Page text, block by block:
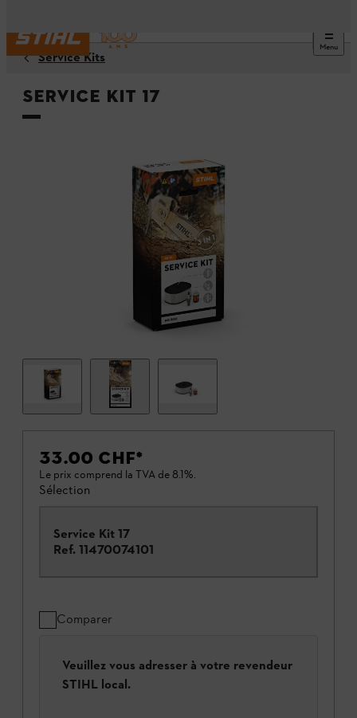
Menu
Service Kits
Service Kit 17
33.00 CHF*
Le prix comprend la TVA de 8.1%.
Sélection
Service Kit 17
Ref. 11470074101
Comparer
Veuillez vous adresser à votre revendeur
STIHL local.